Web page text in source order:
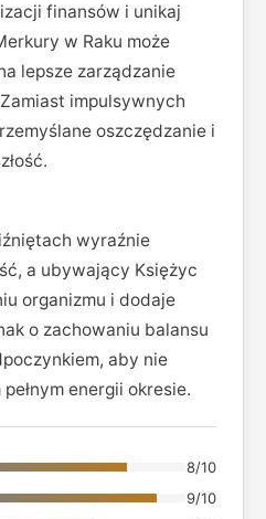
finansów i unikaj
w Raku może
lepsze zarządzanie
impulsywnych
oszczędzanie i
wyraźnie
a ubywający Księżyc
organizmu i dodaje
o zachowaniu balansu
aby nie
energii okresie.
8/10
9/10